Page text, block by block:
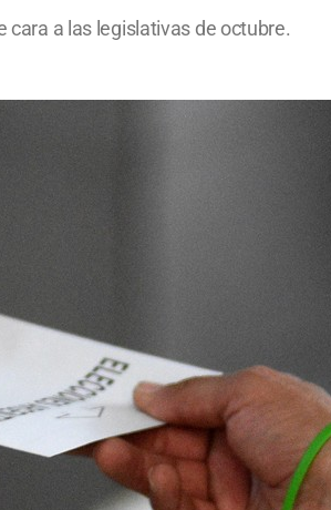
cara a las legislativas de octubre.